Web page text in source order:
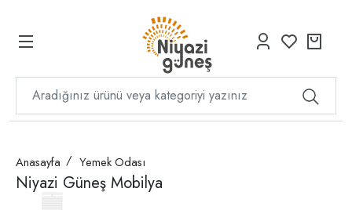
Anasayfa Yemek Odası
Niyazi Güneş Mobilya